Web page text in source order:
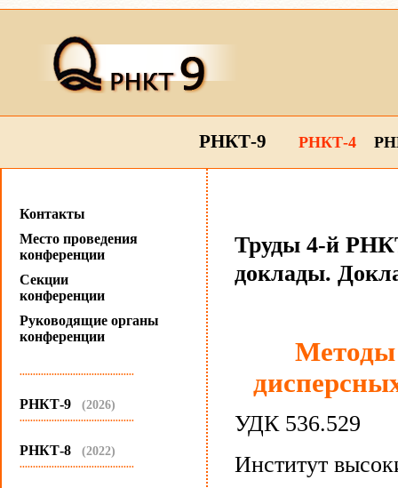
РНКТ-9 РНКТ-4
Контакты
Место проведения
конференции
Секции
конференции
Руководящие органы
конференции
...........................................
РНКТ-9 (2026)
...........................................
РНКТ-8 (2022)
...........................................
Труды 4-й
доклады.
Методы
УДК 536.529
Институт